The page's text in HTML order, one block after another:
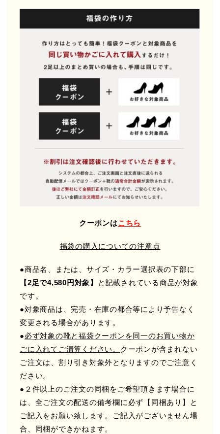
クーポンはこちら
福袋の購入についての注意点
●商品名、または、サイズ・カラー選択表の下部に
【2足で4,580円対象】
と記載されている商品が対象
です。
●対象商品は、完売・在庫の都合等により予告なく
変更される場合があります。
●必ず対象の靴と福袋クーポンを同一のお買い物か
ごに入れてご清算ください。 クーポンが含まれない
ご注文は、割り引き対象外となりますのでご注意く
ださい。
●２件以上のご注文の同梱をご希望頂きます場合に
は、全ご注文の配送の備考欄に必ず【同梱あり】と
ご記入をお願い致します。ご記入がございません場
合、同梱ができかねます。